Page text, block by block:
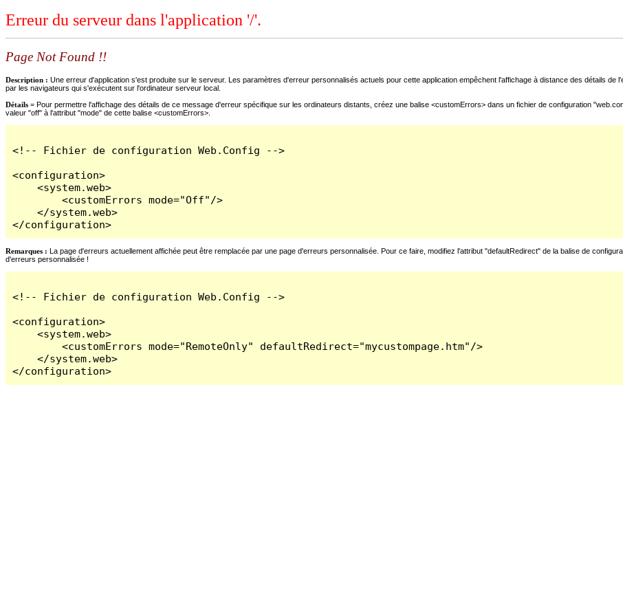
Erreur du serveur dans l'application '/'.
Page Not Found !!
Description : Une erreur d'application s'est produite sur le serveur. Les paramètres d'erreur personnalisés actuels pour cette application empêchent l'affichage à distance des détails
par les navigateurs qui s'exécutent sur l'ordinateur serveur local.
Détails = Pour permettre l'affichage des détails de ce message d'erreur spécifique sur les ordinateurs distants, créez une balise <customErrors> dans un fichier de configuration
valeur "off" à l'attribut "mode" de cette balise <customErrors>.
<!-- Fichier de configuration Web.Config -->
<configuration>
    <system.web>
        <customErrors mode="Off"/>
    </system.web>
</configuration>
Remarques : La page d'erreurs actuellement affichée peut être remplacée par une page d'erreurs personnalisée. Pour ce faire, modifiez l'attribut "defaultRedirect" de la balise de
d'erreurs personnalisée !
<!-- Fichier de configuration Web.Config -->
<configuration>
    <system.web>
        <customErrors mode="RemoteOnly" defaultRedirect="mycustompage.htm"/>
    </system.web>
</configuration>